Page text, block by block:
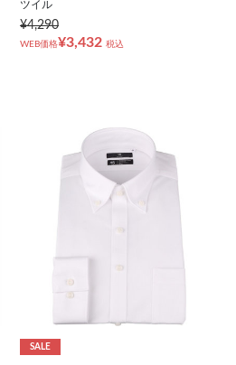
ツイル
¥4,290
WEB価格¥3,432 税込
SALE